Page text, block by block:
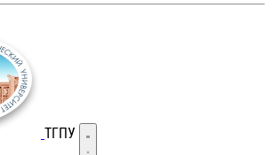
ТГПУ Открыть меню